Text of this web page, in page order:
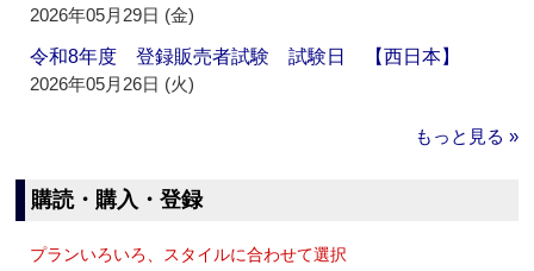
2026年05月29日 (金)
令和8年度 登録販売者試験 試験日 【西日本】
2026年05月26日 (火)
もっと見る »
購読・購入・登録
プランいろいろ、スタイルに合わせて選択